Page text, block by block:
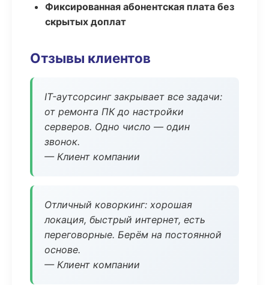
Фиксированная абонентская плата без
скрытых доплат
Отзывы клиентов
IT-аутсорсинг закрывает все задачи:
от ремонта ПК до настройки
серверов. Одно число — один
звонок.
— Клиент компании
Отличный коворкинг: хорошая
локация, быстрый интернет, есть
переговорные. Берём на постоянной
основе.
— Клиент компании